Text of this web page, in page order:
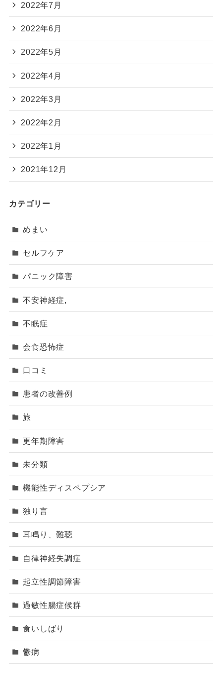
2022年7月
2022年6月
2022年5月
2022年4月
2022年3月
2022年2月
2022年1月
2021年12月
カテゴリー
めまい
セルフケア
パニック障害
不安神経症,
不眠症
会食恐怖症
口コミ
患者の改善例
旅
更年期障害
未分類
機能性ディスペプシア
独り言
耳鳴り、難聴
自律神経失調症
起立性調節障害
過敏性腸症候群
食いしばり
鬱病